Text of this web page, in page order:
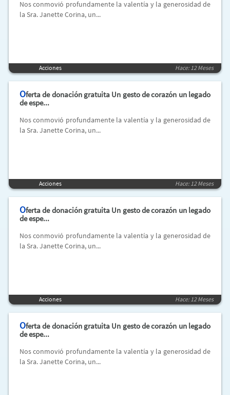
Nos conmovió profundamente la valentía y la generosidad de
la Sra. Janette Corina, un...
Acciones Hace: 12 Meses
Oferta de donación gratuita Un gesto de corazón un legado
de espe...
Nos conmovió profundamente la valentía y la generosidad de
la Sra. Janette Corina, un...
Acciones Hace: 12 Meses
Oferta de donación gratuita Un gesto de corazón un legado
de espe...
Nos conmovió profundamente la valentía y la generosidad de
la Sra. Janette Corina, un...
Acciones Hace: 12 Meses
Oferta de donación gratuita Un gesto de corazón un legado
de espe...
Nos conmovió profundamente la valentía y la generosidad de
la Sra. Janette Corina, un...